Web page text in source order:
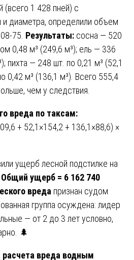
(всего 1 428 пней) с
диаметра, определили объем
75. Результаты: сосна — 520
0,48 м³ (249,6 м³); ель — 336
пихта — 248 шт. по 0,21 м³ (52,1
0,42 м³ (136,1 м³). Всего 555,4
чем у следствия.
вреда по таксам:
+ 52,1×154,2 + 136,1×88,6) ×
ущерб лесной подстилке на
Общий ущерб = 6 162 740
вреда признан судом
группа осуждена: лидер
— от 2 до 3 лет условно,
🌲
вреда водным